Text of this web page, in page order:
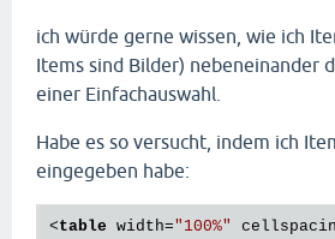
ich würde gerne wissen, wie ich
Items sind Bilder) nebeneinander
einer Einfachauswahl.
Habe es so versucht, indem ich
eingegeben habe:
<table width="100%"